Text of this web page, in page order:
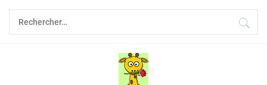
Skip
content
Rechercher :